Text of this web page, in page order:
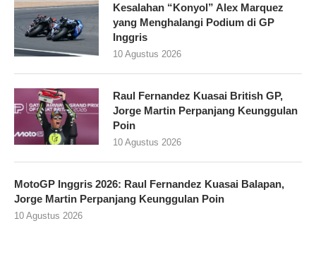
Kesalahan “Konyol” Alex Marquez
yang Menghalangi Podium di GP
Inggris
10 Agustus 2026
Raul Fernandez Kuasai British GP,
Jorge Martin Perpanjang Keunggulan
Poin
10 Agustus 2026
MotoGP Inggris 2026: Raul Fernandez Kuasai Balapan,
Jorge Martin Perpanjang Keunggulan Poin
10 Agustus 2026